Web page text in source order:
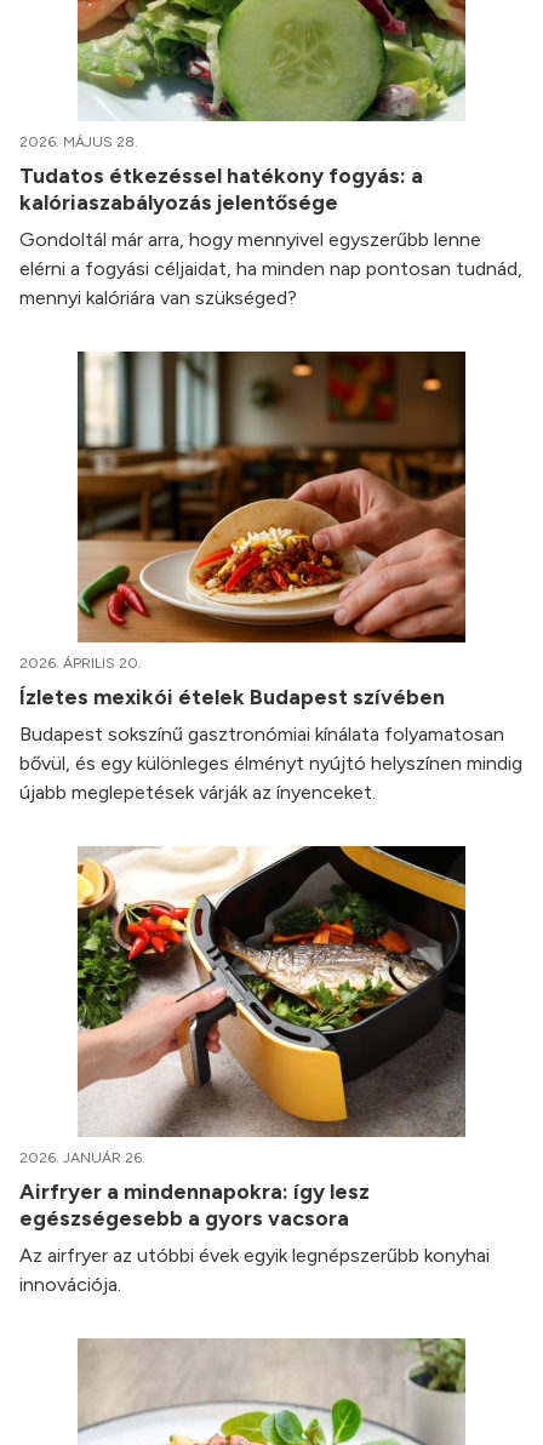
2026. MÁJUS 28.
Tudatos étkezéssel hatékony fogyás: a
kalóriaszabályozás jelentősége
Gondoltál már arra, hogy mennyivel egyszerűbb lenne
elérni a fogyási céljaidat, ha minden nap pontosan tudnád,
mennyi kalóriára van szükséged?
2026. ÁPRILIS 20.
Ízletes mexikói ételek Budapest szívében
Budapest sokszínű gasztronómiai kínálata folyamatosan
bővül, és egy különleges élményt nyújtó helyszínen mindig
újabb meglepetések várják az ínyenceket.
2026. JANUÁR 26.
Airfryer a mindennapokra: így lesz
egészségesebb a gyors vacsora
Az airfryer az utóbbi évek egyik legnépszerűbb konyhai
innovációja.